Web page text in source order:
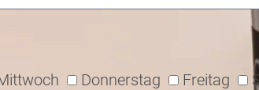
Donnerstag Freitag